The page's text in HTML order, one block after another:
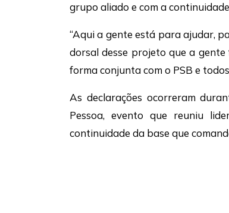
grupo aliado e com a
“Aqui a gente está para ajudar,
dorsal desse projeto que a
forma conjunta com o PSB e
As declarações ocorreram
Pessoa, evento que reuniu
continuidade da base que